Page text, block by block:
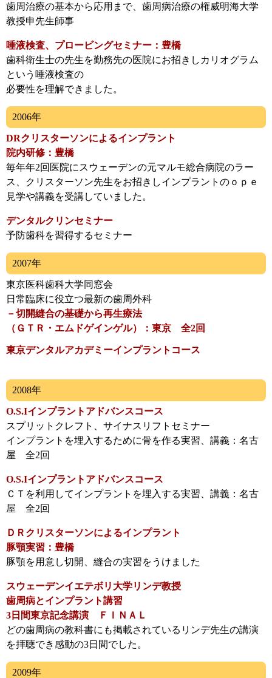
歯周治療の基本から応用まで、歯周病治療の権威明海大学
教授申先生師事
唾液検査、プロービングセミナー：豊橋
歯科衛生士の先生を勤務先の医院にお招きしカリオグラム
という唾液検査の
必要性を理解できました。
2006年
DRクリスターソンによるインプラント
院内研修：豊橋
毎年年2回医院にスウェーデンの元マルモ総合病院のラー
ス、クリスターソン先生をお招きしインプラントのｏｐｅ
見学や講義を受講していました。
デンタルクリンセミナー
予防歯科を習得するセミナー
2007年
東京医科歯科大学同窓会
日常臨床に役立つ最新の歯周外科
－切開縫合の基礎から再生療法
（ＧＴＲ・エムドゲインゲル）：東京 全2回
東京デンタルアカデミーインプラントコース
2008年
O.S.Iインプラントアドバンスコース
スプリットクレフト、サイナスリフトセミナー
インプラントを埋入するために骨を作る実習、講義：名古
屋 全2回
O.S.Iインプラントアドバンスコース
ＣＴを利用してインプラントを埋入する実習、講義：名古
屋 全2回
ＤＲクリスターソンによるインプラント
豚顎実習：豊橋
豚顎を用意し切開、縫合の実習をうけました
スウェーデンイエテボリ大学リンデ教授
歯周病とインプラント講習
3日間東京記念講演 ＦＩＮＡＬ
どの歯周病の教科書にも掲載されているリンデ先生の講演
を拝聴でき感動の3日間でした。
2009年